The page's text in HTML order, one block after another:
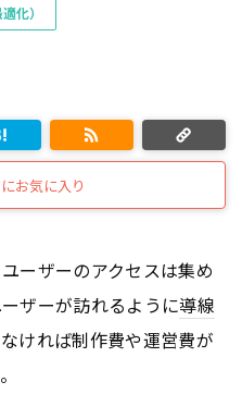
化）
お気に入り
ーザーのアクセスは集め
ザーが訪れるように導線
ければ制作費や運営費が